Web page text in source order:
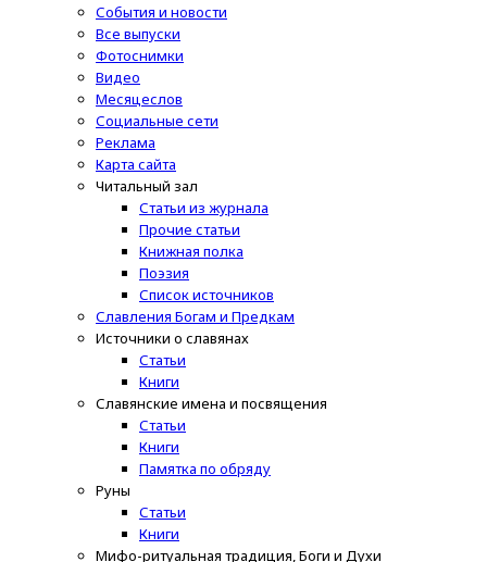
События и новости
Все выпуски
Фотоснимки
Видео
Месяцеслов
Социальные сети
Реклама
Карта сайта
Читальный зал
Статьи из журнала
Прочие статьи
Книжная полка
Поэзия
Список источников
Славления Богам и Предкам
Источники о славянах
Статьи
Книги
Славянские имена и посвящения
Статьи
Книги
Памятка по обряду
Руны
Статьи
Книги
Мифо-ритуальная традиция, Боги и Духи